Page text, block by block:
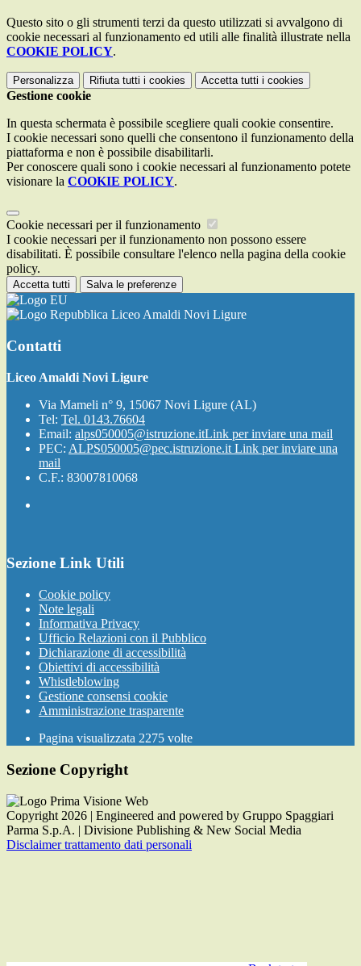
Questo sito o gli strumenti terzi da questo utilizzati si avvalgono di
cookie necessari al funzionamento ed utili alle finalità illustrate nella
COOKIE POLICY.
Personalizza Rifiuta tutti i cookies Accetta tutti i cookies
Gestione cookie
In questa schermata è possibile scegliere quali cookie consentire.
I cookie necessari sono quelli che consentono il funzionamento della
piattaforma e non è possibile disabilitarli.
Per conoscere quali sono i cookie necessari al funzionamento potete
visionare la COOKIE POLICY.
Cookie necessari per il funzionamento
I cookie necessari per il funzionamento non possono essere
disabilitati. È possibile consultare l'elenco nella pagina della cookie
policy.
Accetta tutti Salva le preferenze
Liceo Amaldi Novi Ligure
Contatti
Liceo Amaldi Novi Ligure
Via Mameli n° 9, 15067 Novi Ligure (AL)
Tel: Tel. 0143.76604
Email: alps050005@istruzione.itLink per inviare una mail
PEC: ALPS050005@pec.istruzione.it Link per inviare una
mail
C.F.: 83007810068
Sezione Link Utili
Cookie policy
Note legali
Informativa Privacy
Ufficio Relazioni con il Pubblico
Dichiarazione di accessibilità
Obiettivi di accessibilità
Whistleblowing
Gestione consensi cookie
Amministrazione trasparente
Pagina visualizzata 2275 volte
Sezione Copyright
Copyright 2026 | Engineered and powered by Gruppo Spaggiari
Parma S.p.A. | Divisione Publishing & New Social Media
Disclaimer trattamento dati personali